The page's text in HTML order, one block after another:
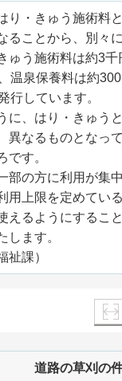
り・きゅう施術料
ることから、別々
ゅう施術料は約3
温泉保養料は約
行しています。
に、はり・きゅう
異なるものとなっ
です。
部の方に利用が集
用上限を定めてい
えるようにするこ
します。
祉課）
道路の草刈の